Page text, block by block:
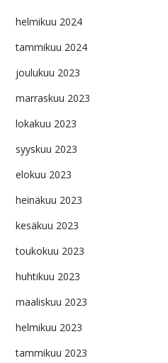
helmikuu 2024
tammikuu 2024
joulukuu 2023
marraskuu 2023
lokakuu 2023
syyskuu 2023
elokuu 2023
heinäkuu 2023
kesäkuu 2023
toukokuu 2023
huhtikuu 2023
maaliskuu 2023
helmikuu 2023
tammikuu 2023